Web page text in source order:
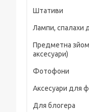
Кейси для
Фільтри, лінзи
Пропелери та
Зарядні
Скидання
Штативи
Лампи, спалахи
Предметна
аксесуари)
Предметні
Лайткуби
Аксесуари
Фотофони
Аксесуари для
Фільтри, лінзи
Для блогера